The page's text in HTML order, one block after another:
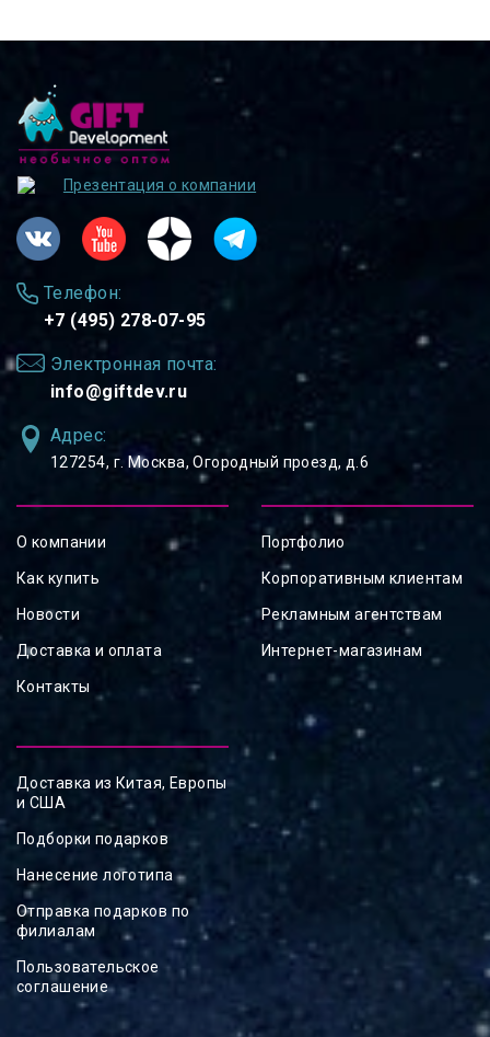
Презентация о компании
Телефон:
+7 (495) 278-07-95
Электронная почта:
info@giftdev.ru
Адрес:
127254, ⁠г. Москва, Огородный проезд, д.6
О компании
Как купить
Новости
Доставка и оплата
Контакты
Портфолио
Корпоративным клиентам
Рекламным агентствам
Интернет-магазинам
Доставка из Китая, Европы
и США
Подборки подарков
Нанесение логотипа
Отправка подарков по
филиалам
Пользовательское
соглашение